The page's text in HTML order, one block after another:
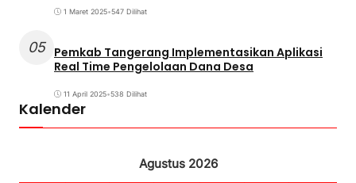
1 Maret 2025•547 Dilihat
05 Pemkab Tangerang Implementasikan Aplikasi
Real Time Pengelolaan Dana Desa
11 April 2025•538 Dilihat
Kalender
Agustus 2026